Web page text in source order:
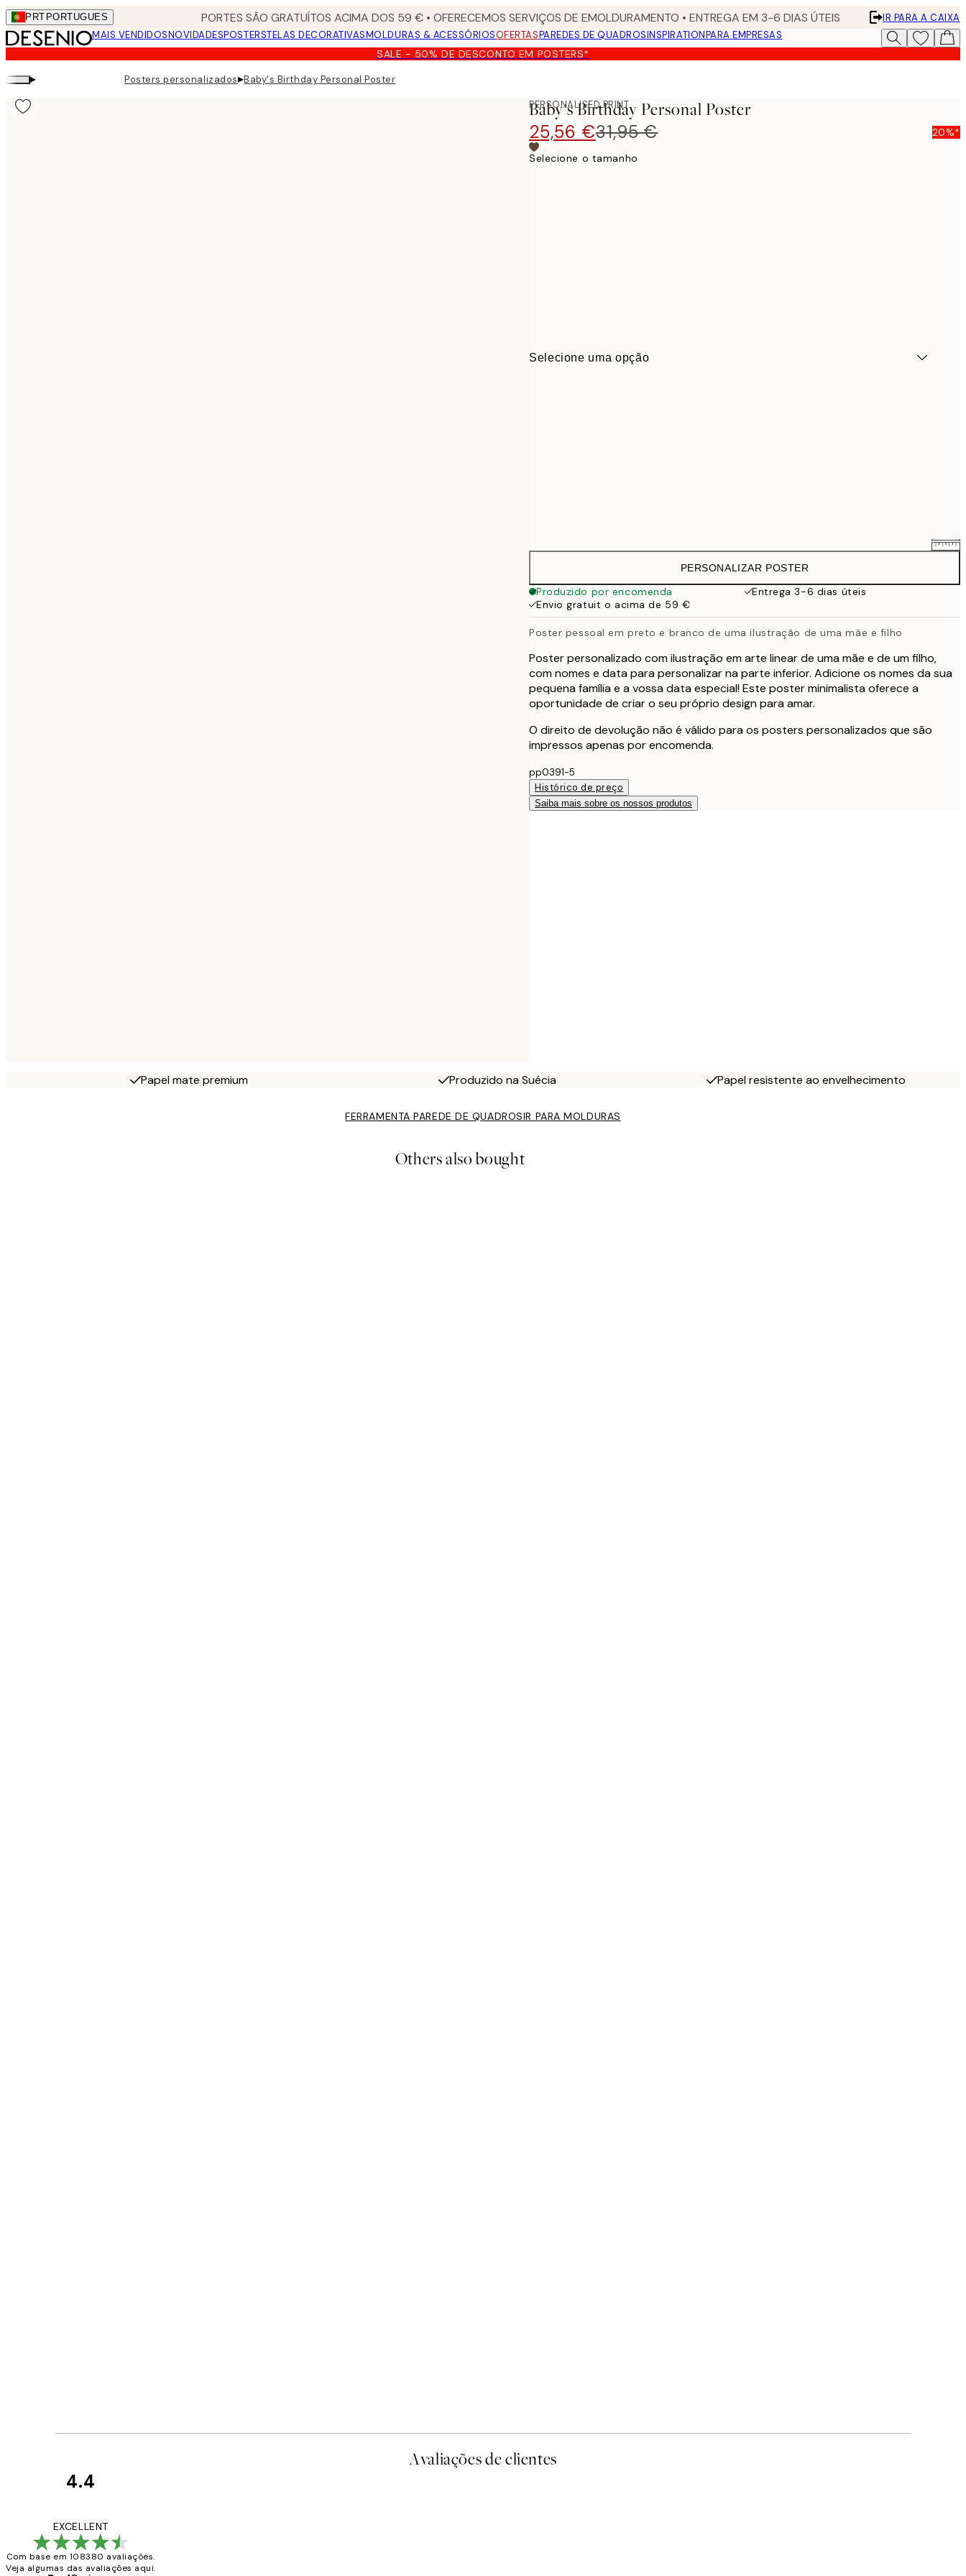
Skip
to
main
content.
PRT PORTUGUES PORTES SÃO GRATUÍTOS ACIMA DOS 59 € • OFERECEMOS SERVIÇOS DE EMOLDURAMENTO • ENTREGA EM 3-6 DIAS ÚTEIS
IR PARA A CAIXA
MAIS VENDIDOSNOVIDADESPOSTERSTELAS DECORATIVASMOLDURAS & ACESSÓRIOSOFERTASPAREDES DE QUADROSINSPIRATIONPARA EMPRESAS
SALE - 50% DE DESCONTO EM POSTERS*
▸ Posters personalizados▸Baby's Birthday Personal Poster
PERSONALISED PRINT
Baby's Birthday Personal Poster
25,56 €31,95 € 20%*
Selecione o tamanho
Selecione uma opção
31,95 €
50x70 cm
41,95 €
PERSONALIZAR POSTER
Produzido por encomenda
Entrega 3-6 dias úteis
Envio gratuit o acima de 59 €
Poster pessoal em preto e branco de uma ilustração de uma mãe e filho
Poster personalizado com ilustração em arte linear de uma mãe e de um filho,
com nomes e data para personalizar na parte inferior. Adicione os nomes da sua
pequena família e a vossa data especial! Este poster minimalista oferece a
oportunidade de criar o seu próprio design para amar.
O direito de devolução não é válido para os posters personalizados que são
impressos apenas por encomenda.
pp0391-5
Histórico de preço
Saiba mais sobre os nossos produtos
Papel mate premium Produzido na Suécia Papel resistente ao envelhecimento
FERRAMENTA PAREDE DE QUADROSIR PARA MOLDURAS
Others also bought
Avaliações de clientes
4.4
EXCELLENT
Com base em 108380 avaliações.
Veja algumas das avaliações aqui.